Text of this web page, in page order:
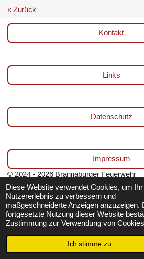
Diese Website verwendet Cookies, um Ihr
Nutzererlebnis zu verbessern und
maßgeschneiderte Anzeigen anzuzeigen.
fortgesetzte Nutzung dieser Website
Zustimmung zur Verwendung von
Ich stimme zu
« Zurück
Kontakt
Links
Datenschutz
Impressum
© 2024 - 2026 Brannaburger Feuerwehr
Mit Unterstützung vonWebador